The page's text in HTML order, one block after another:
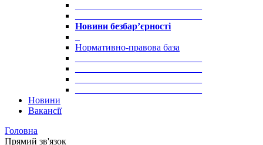
Новини безбар’єрності
Нормативно-правова база
Новини
Вакансії
Головна
Прямий зв'язок